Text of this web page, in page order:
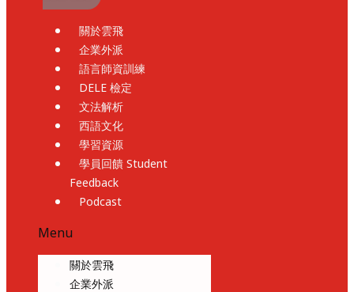
關於雲飛
企業外派
語言師資訓練
DELE 檢定
文法解析
西語文化
學習資源
學員回饋 Student
Feedback
Podcast
Menu
關於雲飛
企業外派